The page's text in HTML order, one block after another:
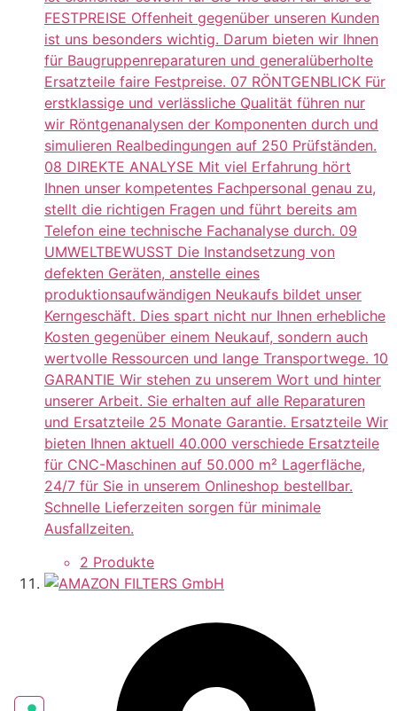
FESTPREISE Offenheit gegenüber unseren Kunden
ist uns besonders wichtig. Darum bieten wir Ihnen
für Baugruppenreparaturen und generalüberholte
Ersatzteile faire Festpreise. 07 RÖNTGENBLICK Für
erstklassige und verlässliche Qualität führen nur
wir Röntgenanalysen der Komponenten durch und
simulieren Realbedingungen auf 250 Prüfständen.
08 DIREKTE ANALYSE Mit viel Erfahrung hört
Ihnen unser kompetentes Fachpersonal genau zu,
stellt die richtigen Fragen und führt bereits am
Telefon eine technische Fachanalyse durch. 09
UMWELTBEWUSST Die Instandsetzung von
defekten Geräten, anstelle eines
produktionsaufwändigen Neukaufs bildet unser
Kerngeschäft. Dies spart nicht nur Ihnen erhebliche
Kosten gegenüber einem Neukauf, sondern auch
wertvolle Ressourcen und lange Transportwege. 10
GARANTIE Wir stehen zu unserem Wort und hinter
unserer Arbeit. Sie erhalten auf alle Reparaturen
und Ersatzteile 25 Monate Garantie. Ersatzteile Wir
bieten Ihnen aktuell 40.000 verschiede Ersatzteile
für CNC-Maschinen auf 50.000 m² Lagerfläche,
24/7 für Sie in unserem Onlineshop bestellbar.
Schnelle Lieferzeiten sorgen für minimale
Ausfallzeiten.
2 Produkte